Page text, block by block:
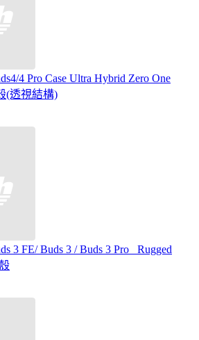
4 Pro Case Ultra Hybrid Zero One
(透視結構)
3 FE/ Buds 3 / Buds 3 Pro _Rugged